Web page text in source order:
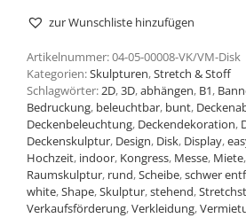
zur Wunschliste hinzufügen
Artikelnummer:04-05-00008-VK/VM-Disk
Kategorien:Skulpturen,Stretch & Stoff
Schlagwörter:2D,3D,abhängen, B1,
Bedruckung, beleuchtbar, bunt,
Deckenbeleuchtung, Deckendekoration,
Deckenskulptur, Design, Disk, Display,
Hochzeit, indoor, Kongress, Messe, Miete,
Raumskulptur, rund,Scheibe,schwer
white,Shape,Skulptur,stehend,
Verkaufsförderung,Verkleidung,